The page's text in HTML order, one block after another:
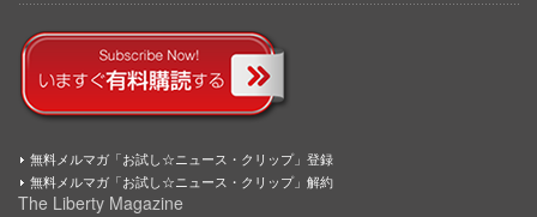
無料メルマガ「お試し☆ニュース・クリップ」登録
無料メルマガ「お試し☆ニュース・クリップ」解約
The Liberty Magazine